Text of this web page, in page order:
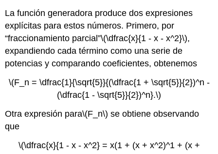
La función generadora produce dos expresiones
explícitas para estos números. Primero, por
“fraccionamiento parcial”\(\dfrac{x}{1 - x - x^2}\),
expandiendo cada término como una serie de
potencias y comparando coeficientes, obtenemos
\(F_n = \dfrac{1}{\sqrt{5}}{(\dfrac{1 + \sqrt{5}}{2})^n -
(\dfrac{1 - \sqrt{5}}{2})^n}.\)
Otra expresión para\(F_n\) se obtiene observando
que
\(\dfrac{x}{1 - x - x^2} = x(1 + (x + x^2)^1 + (x +